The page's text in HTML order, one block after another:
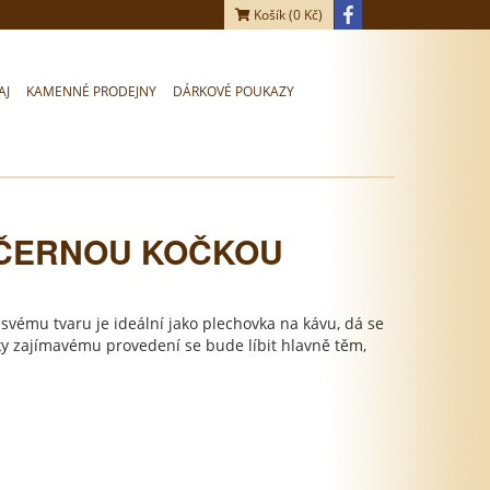
Košík (0 Kč)
KAMENNÉ PRODEJNY DÁRKOVÉ POUKAZY
KOČKOU
tvaru je ideální jako plechovka na kávu, dá se
zajímavému provedení se bude líbit hlavně těm,